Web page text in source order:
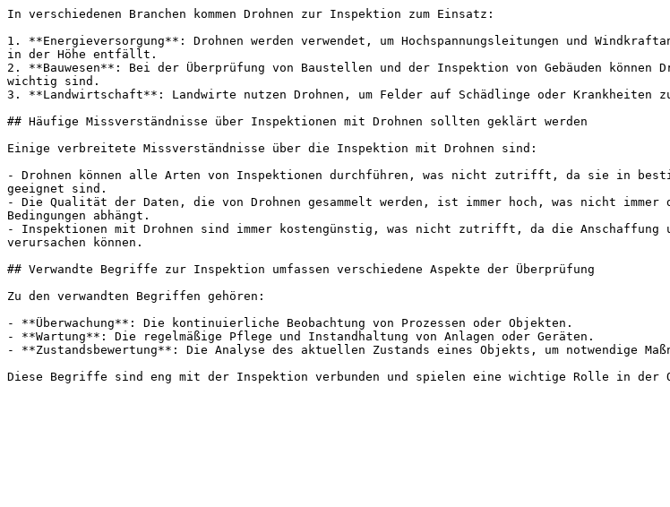
In verschiedenen Branchen kommen Drohnen zur Inspektion zum Einsatz:
1. **Energieversorgung**: Drohnen werden verwendet, um Hochspannungsleitungen und
in der Höhe entfällt.
2. **Bauwesen**: Bei der Überprüfung von Baustellen und der Inspektion von Gebäuden
wichtig sind.
3. **Landwirtschaft**: Landwirte nutzen Drohnen, um Felder auf Schädlinge oder Krankheiten
## Häufige Missverständnisse über Inspektionen mit Drohnen sollten geklärt werden
Einige verbreitete Missverständnisse über die Inspektion mit Drohnen sind:
- Drohnen können alle Arten von Inspektionen durchführen, was nicht zutrifft, da sie in
geeignet sind.
- Die Qualität der Daten, die von Drohnen gesammelt werden, ist immer hoch, was nicht
Bedingungen abhängt.
- Inspektionen mit Drohnen sind immer kostengünstig, was nicht zutrifft, da die Anschaffung
verursachen können.
## Verwandte Begriffe zur Inspektion umfassen verschiedene Aspekte der Überprüfung
Zu den verwandten Begriffen gehören:
- **Überwachung**: Die kontinuierliche Beobachtung von Prozessen oder Objekten.
- **Wartung**: Die regelmäßige Pflege und Instandhaltung von Anlagen oder Geräten.
- **Zustandsbewertung**: Die Analyse des aktuellen Zustands eines Objekts, um notwendige